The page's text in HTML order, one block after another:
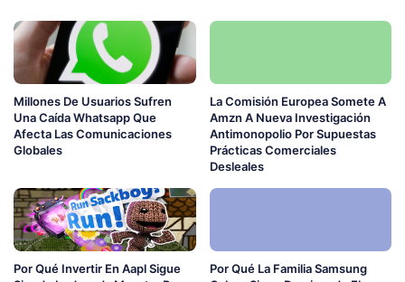
Millones De Usuarios Sufren
Una Caída Whatsapp Que
Afecta Las Comunicaciones
Globales
La Comisión Europea Somete A
Amzn A Nueva Investigación
Antimonopolio Por Supuestas
Prácticas Comerciales
Desleales
Por Qué Invertir En Aapl Sigue
Por Qué La Familia Samsung